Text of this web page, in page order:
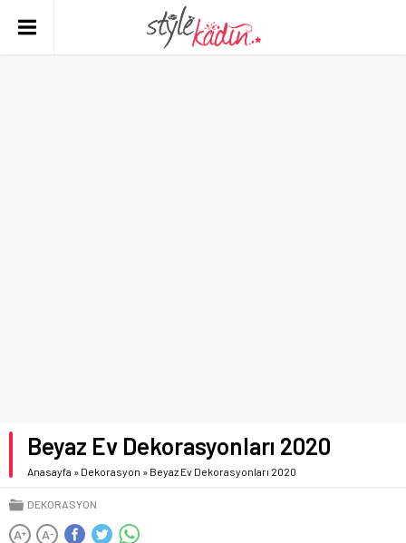
Beyaz Ev Dekorasyonları 2020
Anasayfa » Dekorasyon » Beyaz Ev Dekorasyonları 2020
DEKORASYON
A+ A-